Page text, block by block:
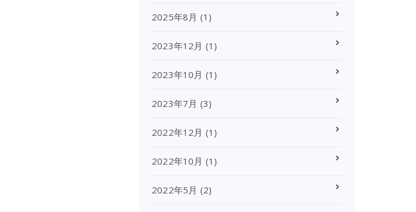
2025年8月 (1)
2023年12月 (1)
2023年10月 (1)
2023年7月 (3)
2022年12月 (1)
2022年10月 (1)
2022年5月 (2)